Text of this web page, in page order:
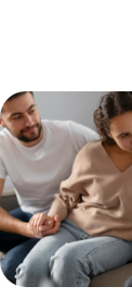
Я В
Елена
В